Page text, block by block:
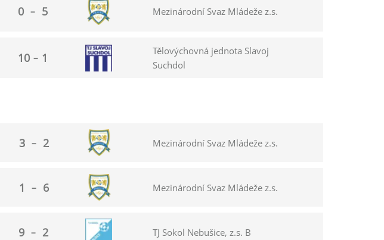
0 – 5 Mezinárodní Svaz Mládeže z.s.
10 – 1
Tělovýchovná jednota Slavoj
Suchdol
3 – 2 Mezinárodní Svaz Mládeže z.s.
1 – 6 Mezinárodní Svaz Mládeže z.s.
9 – 2 TJ Sokol Nebušice, z.s. B